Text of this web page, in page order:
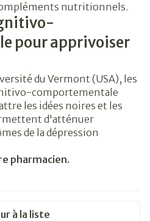
nutritionnels.
pour apprivoiser
du Vermont (USA), les
comportementale
les idées noires et les
d'atténuer
de la dépression
pharmacien.
à la liste